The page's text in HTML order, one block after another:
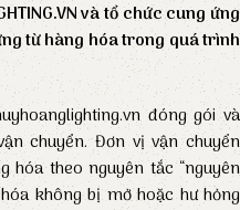
và tổ chức cung ứng
từ hàng hóa trong quá trình
đóng gói và
chuyển. Đơn vị vận chuyển
hóa theo nguyên tắc “nguyên
không bị mở hoặc hư hỏng